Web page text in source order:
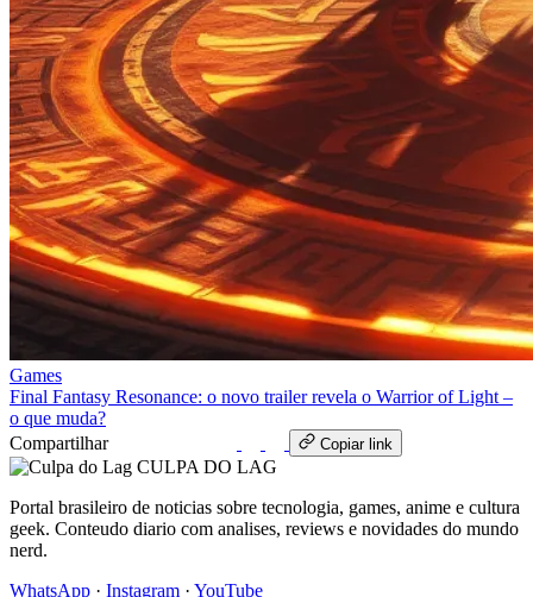
Games
Final Fantasy Resonance: o novo trailer revela o Warrior of Light –
o que muda?
Compartilhar
Copiar link
CULPA DO LAG
Portal brasileiro de noticias sobre tecnologia, games, anime e cultura
geek. Conteudo diario com analises, reviews e novidades do mundo
nerd.
WhatsApp · Instagram · YouTube